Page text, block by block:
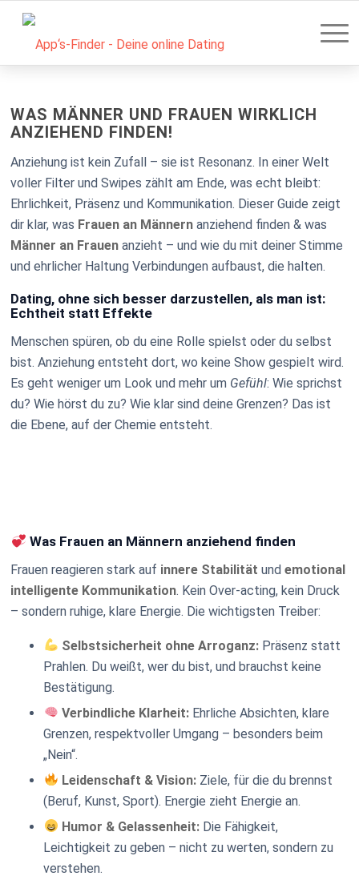
WAS MÄNNER UND FRAUEN WIRKLICH
ANZIEHEND FINDEN!
Anziehung ist kein Zufall – sie ist Resonanz. In einer Welt
voller Filter und Swipes zählt am Ende, was echt bleibt:
Ehrlichkeit, Präsenz und Kommunikation. Dieser Guide zeigt
dir klar, was Frauen an Männern anziehend finden & was
Männer an Frauen anzieht – und wie du mit deiner Stimme
und ehrlicher Haltung Verbindungen aufbaust, die halten.
Dating, ohne sich besser darzustellen, als man ist:
Echtheit statt Effekte
Menschen spüren, ob du eine Rolle spielst oder du selbst
bist. Anziehung entsteht dort, wo keine Show gespielt wird.
Es geht weniger um Look und mehr um Gefühl: Wie sprichst
du? Wie hörst du zu? Wie klar sind deine Grenzen? Das ist
die Ebene, auf der Chemie entsteht.
Was Frauen an Männern anziehend finden
Frauen reagieren stark auf innere Stabilität undemotional
intelligente Kommunikation. Kein Over-acting, kein Druck
– sondern ruhige, klare Energie. Die wichtigsten Treiber:
Selbstsicherheit ohne Arroganz:Präsenz statt
Prahlen. Du weißt, wer du bist, und brauchst keine
Bestätigung.
Verbindliche Klarheit:Ehrliche Absichten, klare
Grenzen, respektvoller Umgang – besonders beim
„Nein“.
Leidenschaft & Vision:Ziele, für die du brennst
(Beruf, Kunst, Sport). Energie zieht Energie an.
Humor & Gelassenheit:Die Fähigkeit,
Leichtigkeit zu geben – nicht zu werten, sondern zu
verstehen.